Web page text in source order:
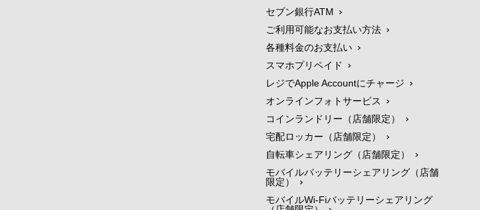
セブン銀行ATM
ご利用可能なお支払い方法
各種料金のお支払い
スマホプリペイド
レジでApple Accountにチャージ
オンラインフォトサービス
コインランドリー（店舗限定）
宅配ロッカー（店舗限定）
自転車シェアリング（店舗限定）
モバイルバッテリーシェアリング（店舗
限定）
モバイルWi-Fiバッテリーシェアリング